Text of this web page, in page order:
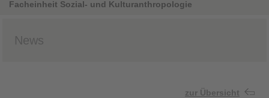
Facheinheit Sozial- und Kulturanthropologie
News
zur Übersicht